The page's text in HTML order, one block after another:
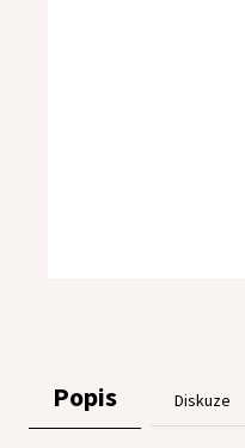
Popis Diskuze